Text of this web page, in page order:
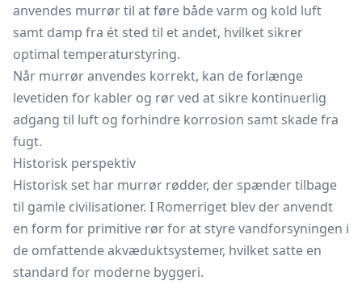
anvendes murrør til at føre både varm og kold luft
samt damp fra ét sted til et andet, hvilket sikrer
optimal temperaturstyring.
Når murrør anvendes korrekt, kan de forlænge
levetiden for kabler og rør ved at sikre kontinuerlig
adgang til luft og forhindre korrosion samt skade fra
fugt.
Historisk perspektiv
Historisk set har murrør rødder, der spænder tilbage
til gamle civilisationer. I Romerriget blev der anvendt
en form for primitive rør for at styre vandforsyningen i
de omfattende akvæduktsystemer, hvilket satte en
standard for moderne byggeri.